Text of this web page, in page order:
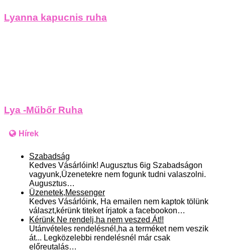
Lyanna kapucnis ruha
Lya -Műbőr Ruha
Hírek
Szabadság
Kedves Vásárlóink! Augusztus 6ig Szabadságon
vagyunk,Üzenetekre nem fogunk tudni valaszolni.
Augusztus…
Üzenetek,Messenger
Kedves Vásárlóink, Ha emailen nem kaptok tölünk
választ,kérünk titeket írjatok a facebookon…
Kérünk Ne rendelj,ha nem veszed Át!!
Utánvételes rendelésnél,ha a terméket nem veszik
át... Legközelebbi rendelésnél már csak
előreutalás…